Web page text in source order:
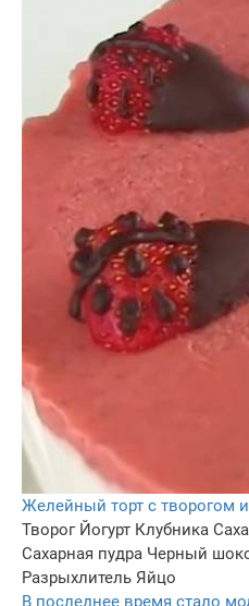
Желейный торт с творогом
Творог Йогурт Клубника
Сахарная пудра Черный
Разрыхлитель Яйцо
В последнее время стало